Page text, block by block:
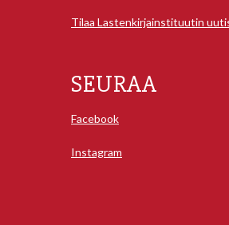
Tilaa Lastenkirjainstituutin
SEURAA
Facebook
Instagram